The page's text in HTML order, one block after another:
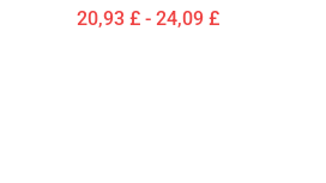
20,93 £ - 24,09 £